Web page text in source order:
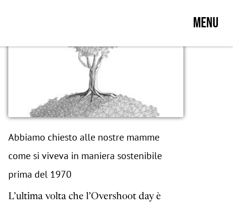
MENU
Abbiamo chiesto alle nostre mamme
come si viveva in maniera sostenibile
prima del 1970
L’ultima volta che l’Overshoot day è